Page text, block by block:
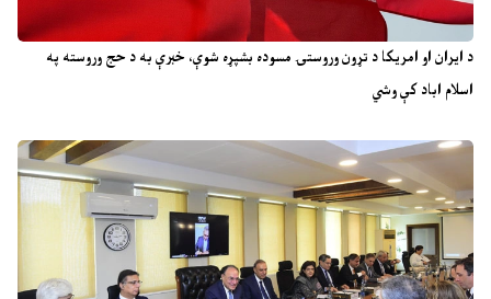
د ایران او امریکا د تړون وروستۍ مسوده بشپړه شوې، خبرې به د حج وروسته په
اسلام اباد کې وشي